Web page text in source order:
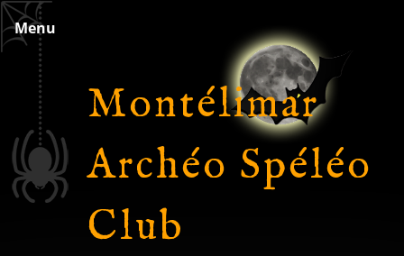
Skip
to
content
Menu
Montélimar
Archéo Spéléo
Club